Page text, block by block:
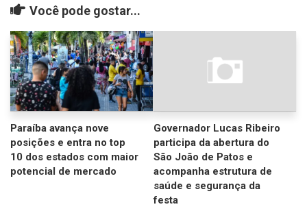
Você pode gostar...
Paraíba avança nove
posições e entra no top
10 dos estados com maior
potencial de mercado
Governador Lucas Ribeiro
participa da abertura do
São João de Patos e
acompanha estrutura de
saúde e segurança da
festa